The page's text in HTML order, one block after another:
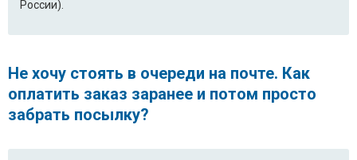
России).
Не хочу стоять в очереди на почте. Как
оплатить заказ заранее и потом просто
забрать посылку?